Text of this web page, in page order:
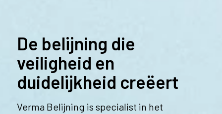
De belijning die
veiligheid en
duidelijkheid creëert
Verma Belijning is specialist in het